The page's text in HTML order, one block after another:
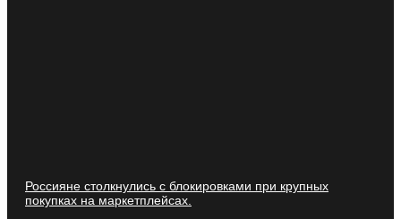
Россияне столкнулись с блокировками при крупных
покупках на маркетплейсах.